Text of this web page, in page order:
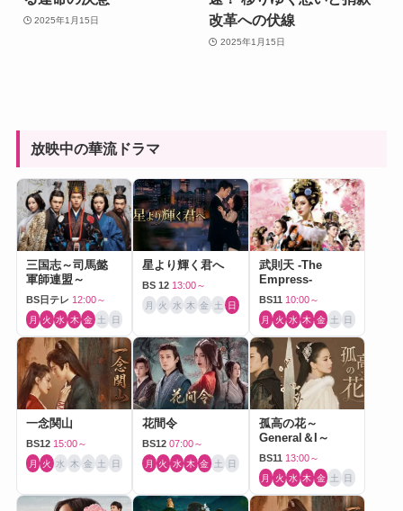
2025年1月15日
改革への伏線
2025年1月15日
放映中の華流ドラマ
三国志～司馬懿
軍師連盟～
BS日テレ 12:00～
月 火 水 木 金 土 日
星より輝く君へ
BS 12 13:00～
月 火 水 木 金 土 日
武則天 -The
Empress-
BS11 10:00～
月 火 水 木 金 土 日
一念関山
BS12 15:00～
月 火 水 木 金 土 日
花間令
BS12 07:00～
月 火 水 木 金 土 日
孤高の花～
General＆I～
BS11 13:00～
月 火 水 木 金 土 日